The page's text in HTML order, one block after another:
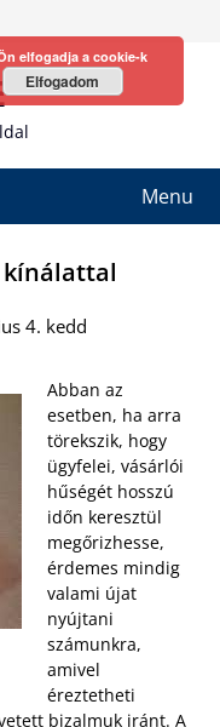
Menu
kínálattal
4. kedd
Abban az
esetben, ha arra
törekszik, hogy
ügyfelei, vásárlói
hűségét hosszú
időn keresztül
megőrizhesse,
érdemes mindig
valami újat
nyújtani
számunkra,
amivel
éreztetheti
bizalmuk iránt. A
elfogadja a cookie-k
Elfogadom